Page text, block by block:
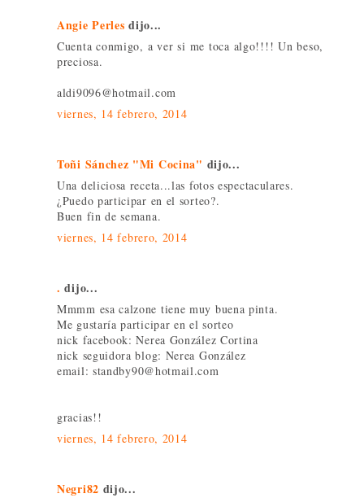
Angie Perles dijo...
Cuenta conmigo, a ver si me toca algo!!!! Un beso,
preciosa.
aldi9096@hotmail.com
viernes, 14 febrero, 2014
Toñi Sánchez "Mi Cocina" dijo...
Una deliciosa receta...las fotos espectaculares.
¿Puedo participar en el sorteo?.
Buen fin de semana.
viernes, 14 febrero, 2014
. dijo...
Mmmm esa calzone tiene muy buena pinta.
Me gustaría participar en el sorteo
nick facebook: Nerea González Cortina
nick seguidora blog: Nerea González
email: standby90@hotmail.com
gracias!!
viernes, 14 febrero, 2014
Negri82 dijo...